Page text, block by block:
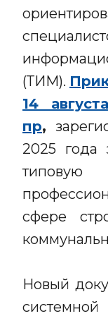
(ТИМ).
14
пр,
2025 года
сфере
Новый